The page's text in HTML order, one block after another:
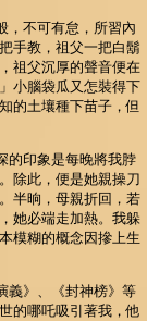
，不可有怠，所習內
手教，祖父一把白鬍
祖父沉厚的聲音便在
小腦袋瓜又怎裝得下
的土壤種下苗子，但
的印象是每晚將我脖
除此，便是她親操刀
半晌，母親折回，若
她必端走加熱。我躲
模糊的概念因摻上生
義》、《封神榜》等
的哪吒吸引著我，他